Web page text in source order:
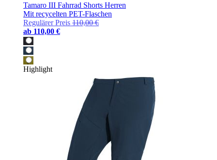
Tamaro III Fahrrad Shorts Herren
Mit recycelten PET-Flaschen
Regulärer Preis 110,00 €
ab 110,00 €
Highlight